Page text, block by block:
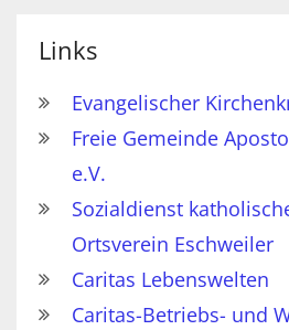
Links
Evangelischer
Freie Gemeinde
e.V.
Sozialdienst
Ortsverein Eschweiler
Caritas Lebenswelten
Caritas-Betriebs- und